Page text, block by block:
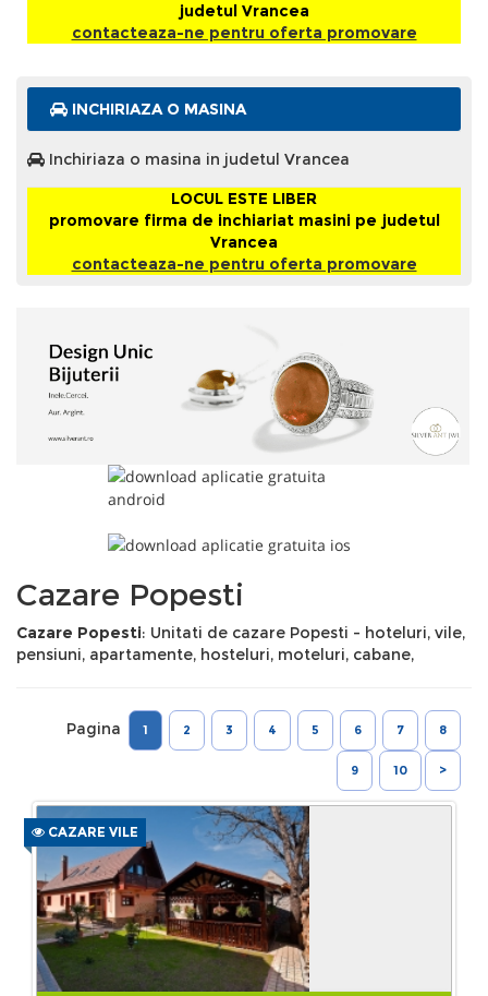
judetul Vrancea
contacteaza-ne pentru oferta promovare
INCHIRIAZA O MASINA
Inchiriaza o masina in judetul Vrancea
LOCUL ESTE LIBER
promovare firma de inchiariat masini pe judetul
Vrancea
contacteaza-ne pentru oferta promovare
Cazare Popesti
Cazare Popesti: Unitati de cazare Popesti - hoteluri, vile,
pensiuni, apartamente, hosteluri, moteluri, cabane,
Pagina 1 2 3 4 5 6 7 8
9 10 >
CAZARE VILE